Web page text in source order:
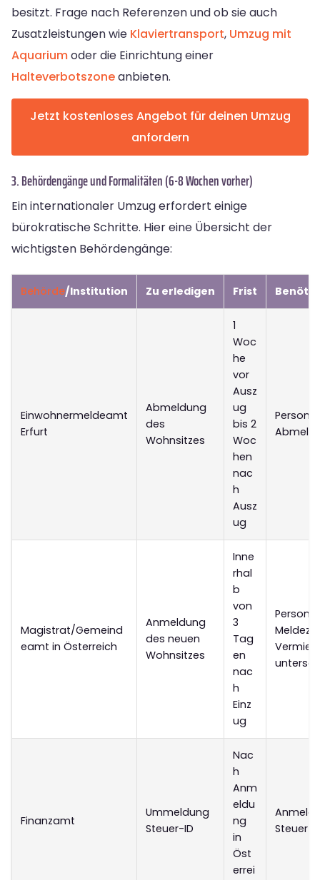
besitzt. Frage nach Referenzen und ob sie auch
Zusatzleistungen wie Klaviertransport, Umzug mit
Aquariumoder die Einrichtung einer
Halteverbotszoneanbieten.
Jetzt kostenloses Angebot für deinen Umzug
anfordern
3. Behördengänge und Formalitäten (6-8 Wochen vorher)
Ein internationaler Umzug erfordert einige
bürokratische Schritte. Hier eine Übersicht der
wichtigsten Behördengänge:
Behörde/Institution Zu erledigen Frist
Einwohnermeldeamt
Erfurt
Abmeldung
des
Wohnsitzes
1
Woc
he
vor
Ausz
ug
bis 2
Woc
hen
nac
h
Ausz
ug
Magistrat/Gemeind
eamt in Österreich
Anmeldung
des neuen
Wohnsitzes
Inne
rhal
b
von
3
Tag
en
nac
h
Einz
ug
Finanzamt
Ummeldung
Steuer-ID
Nac
h
Anm
eldu
ng
in
Öst
errei
Steuer-